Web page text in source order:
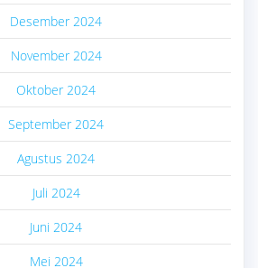
Desember 2024
November 2024
Oktober 2024
September 2024
Agustus 2024
Juli 2024
Juni 2024
Mei 2024